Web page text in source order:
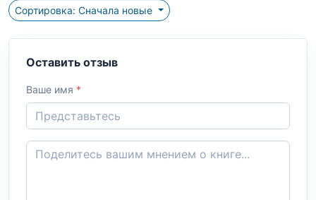
Сортировка: Сначала новые
Оставить отзыв
Ваше имя *